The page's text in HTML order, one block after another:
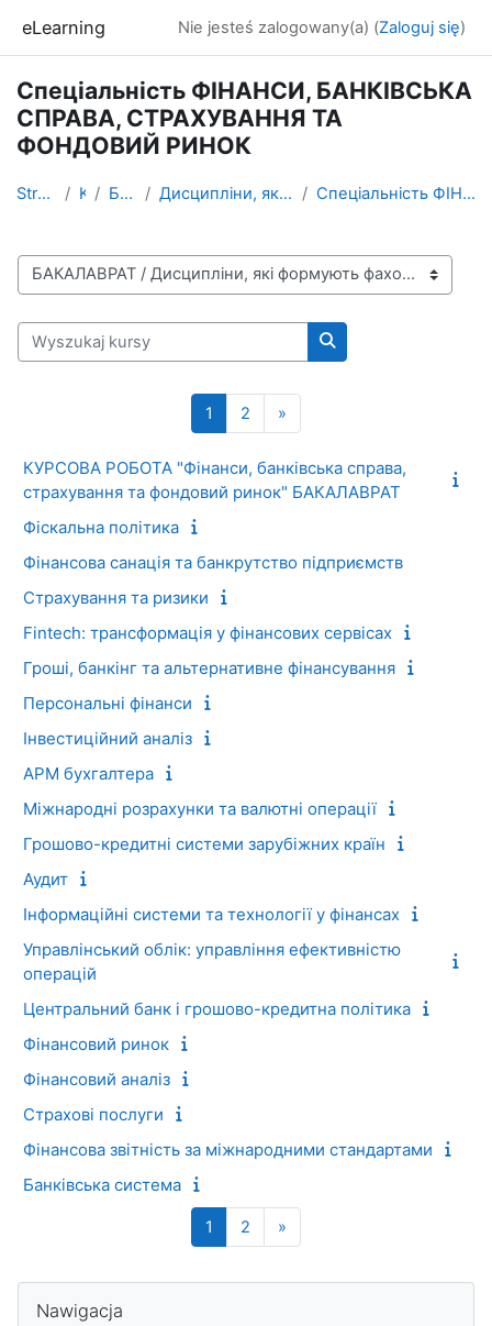
eLearning Nie jesteś zalogowany(a) (Zaloguj się)
Спеціальність ФІНАНСИ, БАНКІВСЬКА
СПРАВА, СТРАХУВАННЯ ТА
ФОНДОВИЙ РИНОК
Strona główna Kursy БАКАЛАВРАТ Дисципліни, які формують фахові компетентності Спеціальність ФІНАНСИ, БАНКІВСЬКА СПРАВА, СТРАХУВ...
Kategorie kursów
Wyszukaj kursy
Wyszukaj kursy
1 Strona 1
2 Strona 2
»
КУРСОВА РОБОТА "Фінанси, банківська справа,
страхування та фондовий ринок" БАКАЛАВРАТ
Фіскальна політика
Фінансова санація та банкрутство підприємств
Страхування та ризики
Fintech: трансформація у фінансових сервісах
Гроші, банкінг та альтернативне фінансування
Персональні фінанси
Інвестиційний аналіз
АРМ бухгалтера
Міжнародні розрахунки та валютні операції
Грошово-кредитні системи зарубіжних країн
Аудит
Інформаційні системи та технології у фінансах
Управлінський облік: управління ефективністю
операцій
Центральний банк і грошово-кредитна політика
Фінансовий ринок
Фінансовий аналіз
Страхові послуги
Фінансова звітність за міжнародними стандартами
Банківська система
1 Strona 1
2 Strona 2
»
Bloki
Nawigacja